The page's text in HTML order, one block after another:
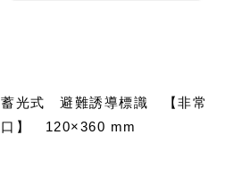
蓄光式 避難誘導標識 【非常
口】 120×360 mm